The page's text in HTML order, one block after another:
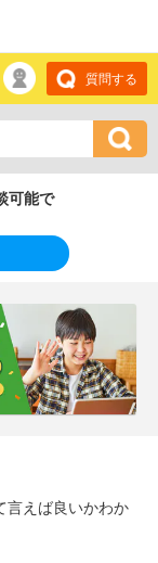
質問する
可能で
言えば良いかわか